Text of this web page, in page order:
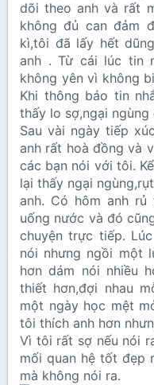
dõi theo anh và rất
không đủ can đảm
kì,tôi đã lấy hết
anh . Từ cái lúc tin
không yên vì không
Khi thông báo tin
thấy lo sợ,ngại
Sau vài ngày tiếp
anh rất hoà đồng và
các bạn nói với tôi.
lại thấy ngại
anh. Có hôm anh
uống nước và đó
chuyện trực tiếp.
nói nhưng ngồi một
hơn dám nói nhiều
thiết hơn,đợi nhau
một ngày học mệt
tôi thích anh hơn
Vì tôi rất sợ nếu nói
mối quan hệ tốt đẹp
mà không nói ra.